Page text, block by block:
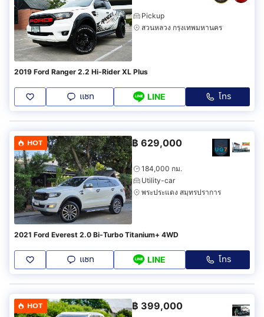
Pickup
สวนหลวง กรุงเทพมหานคร
2019 Ford Ranger 2.2 Hi-Rider XL Plus
แชท LINE โทร
HOT ฿ 629,000
184,000 กม.
Utility-car
พระประแดง สมุทรปราการ
2021 Ford Everest 2.0 Bi-Turbo Titanium+ 4WD
แชท LINE โทร
HOT ฿ 399,000